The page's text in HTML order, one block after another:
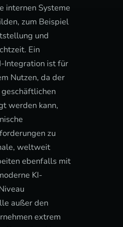
internen Systeme
zum Beispiel
und
Ein
Integration ist für
Nutzen, da der
geschäftlichen
werden kann,
zu
weltweit
ebenfalls mit
KI-
außer den
extrem